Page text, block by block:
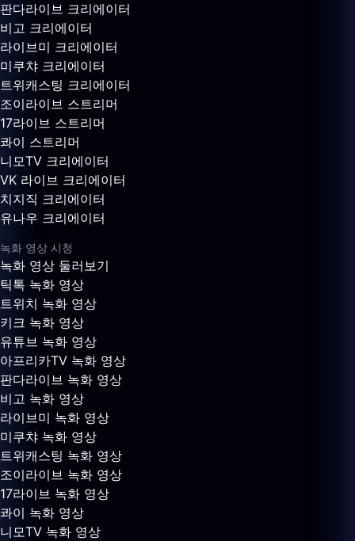
판다라이브 크리에이터
비고 크리에이터
라이브미 크리에이터
미쿠챠 크리에이터
트위캐스팅 크리에이터
조이라이브 스트리머
17라이브 스트리머
콰이 스트리머
니모TV 크리에이터
VK 라이브 크리에이터
치지직 크리에이터
유나우 크리에이터
녹화 영상 시청
녹화 영상 둘러보기
틱톡 녹화 영상
트위치 녹화 영상
키크 녹화 영상
유튜브 녹화 영상
아프리카TV 녹화 영상
판다라이브 녹화 영상
비고 녹화 영상
라이브미 녹화 영상
미쿠챠 녹화 영상
트위캐스팅 녹화 영상
조이라이브 녹화 영상
17라이브 녹화 영상
콰이 녹화 영상
니모TV 녹화 영상